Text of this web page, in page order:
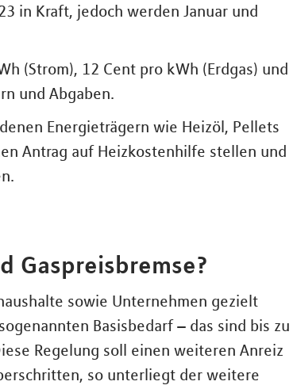
in Kraft, jedoch werden Januar und
(Strom), 12 Cent pro kWh (Erdgas) und
und Abgaben.
Energieträgern wie Heizöl, Pellets
Antrag auf Heizkostenhilfe stellen und
Gaspreisbremse?
sowie Unternehmen gezielt
Basisbedarf – das sind bis zu
Regelung soll einen weiteren Anreiz
so unterliegt der weitere